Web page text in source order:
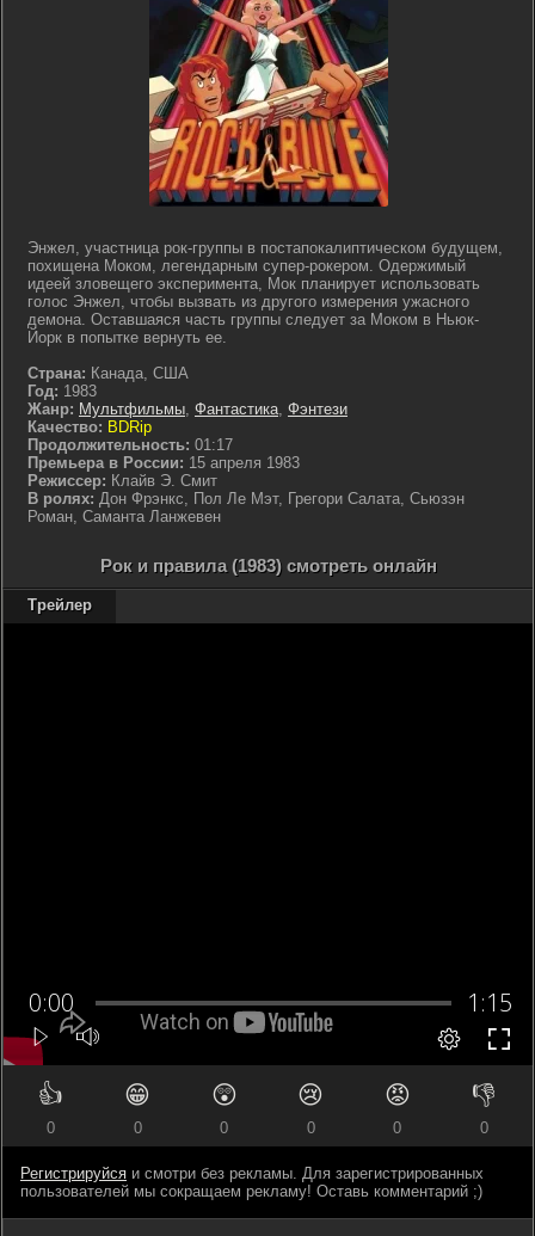
Энжел, участница рок-группы в постапокалиптическом будущем,
похищена Моком, легендарным супер-рокером. Одержимый
идеей зловещего эксперимента, Мок планирует использовать
голос Энжел, чтобы вызвать из другого измерения ужасного
демона. Оставшаяся часть группы следует за Моком в Ньюк-
Йорк в попытке вернуть ее.
Страна: Канада, США
Год: 1983
Жанр: Мультфильмы, Фантастика, Фэнтези
Качество: BDRip
Продолжительность: 01:17
Премьера в России: 15 апреля 1983
Режиссер: Клайв Э. Смит
В ролях: Дон Фрэнкс, Пол Ле Мэт, Грегори Салата, Сьюзэн
Роман, Саманта Ланжевен
Рок и правила (1983) смотреть онлайн
Трейлер
👍
0
😁
0
😲
0
😢
0
😡
0
👎
0
Регистрируйся и смотри без рекламы. Для зарегистрированных
пользователей мы сокращаем рекламу! Оставь комментарий ;)